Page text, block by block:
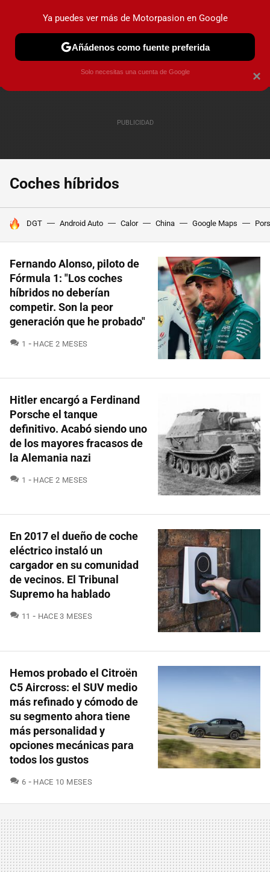
PRUEBAS COCHES ELÉCTRICOS OBSERVATORIO
Coches híbridos
HOY SE HABLA DE
DGT Android Auto Calor China Google Maps
Fernando Alonso, piloto de
Fórmula 1: "Los coches
híbridos no deberían
competir. Son la peor
generación que he probado"
1 COMENTARIOS
HACE 2 MESES
Hitler encargó a Ferdinand
Porsche el tanque
definitivo. Acabó siendo uno
de los mayores fracasos de
la Alemania nazi
1 COMENTARIOS
HACE 2 MESES
En 2017 el dueño de coche
eléctrico instaló un
cargador en su comunidad
de vecinos. El Tribunal
Supremo ha hablado
11 COMENTARIOS
HACE 3 MESES
Hemos probado el Citroën
C5 Aircross: el SUV medio
más refinado y cómodo de
su segmento ahora tiene
más personalidad y
opciones mecánicas para
todos los gustos
6 COMENTARIOS
HACE 10 MESES
×
Ya puedes ver más de Motorpasion en Google
Añádenos como fuente preferida
Solo necesitas una cuenta de Google